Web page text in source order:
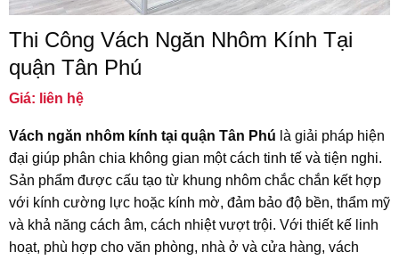
Thi Công Vách Ngăn Nhôm Kính Tại
quận Tân Phú
Giá: liên hệ
Vách ngăn nhôm kính tại quận Tân Phú là giải pháp hiện
đại giúp phân chia không gian một cách tinh tế và tiện nghi.
Sản phẩm được cấu tạo từ khung nhôm chắc chắn kết hợp
với kính cường lực hoặc kính mờ, đảm bảo độ bền, thẩm mỹ
và khả năng cách âm, cách nhiệt vượt trội. Với thiết kế linh
hoạt, phù hợp cho văn phòng, nhà ở và cửa hàng, vách